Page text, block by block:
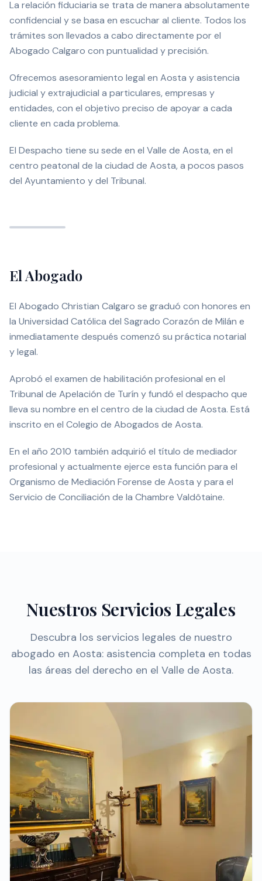
La relación fiduciaria se trata de manera absolutamente
confidencial y se basa en escuchar al cliente. Todos los
trámites son llevados a cabo directamente por el
Abogado Calgaro con puntualidad y precisión.
Ofrecemos asesoramiento legal en Aosta y asistencia
judicial y extrajudicial a particulares, empresas y
entidades, con el objetivo preciso de apoyar a cada
cliente en cada problema.
El Despacho tiene su sede en el Valle de Aosta, en el
centro peatonal de la ciudad de Aosta, a pocos pasos
del Ayuntamiento y del Tribunal.
El Abogado
El Abogado Christian Calgaro se graduó con honores en
la Universidad Católica del Sagrado Corazón de Milán e
inmediatamente después comenzó su práctica notarial
y legal.
Aprobó el examen de habilitación profesional en el
Tribunal de Apelación de Turín y fundó el despacho que
lleva su nombre en el centro de la ciudad de Aosta. Está
inscrito en el Colegio de Abogados de Aosta.
En el año 2010 también adquirió el título de mediador
profesional y actualmente ejerce esta función para el
Organismo de Mediación Forense de Aosta y para el
Servicio de Conciliación de la Chambre Valdôtaine.
Nuestros Servicios Legales
Descubra los servicios legales de nuestro
abogado en Aosta: asistencia completa en todas
las áreas del derecho en el Valle de Aosta.